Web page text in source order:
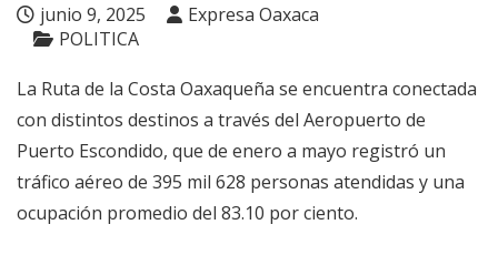
junio 9, 2025
Expresa Oaxaca
POLITICA
La Ruta de la Costa Oaxaqueña se encuentra conectada
con distintos destinos a través del Aeropuerto de
Puerto Escondido, que de enero a mayo registró un
tráfico aéreo de 395 mil 628 personas atendidas y una
ocupación promedio del 83.10 por ciento.